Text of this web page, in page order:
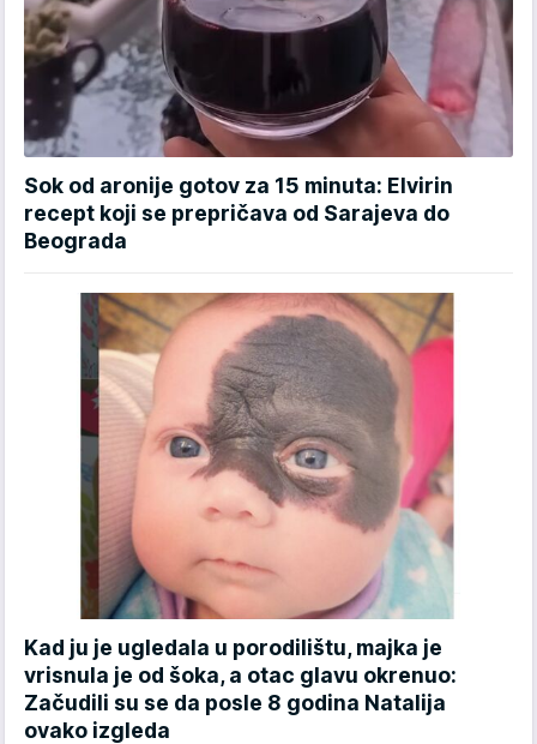
Sok od aronije gotov za 15 minuta: Elvirin
recept koji se prepričava od Sarajeva do
Beograda
Kad ju je ugledala u porodilištu, majka je
vrisnula je od šoka, a otac glavu okrenuo:
Začudili su se da posle 8 godina Natalija
ovako izgleda